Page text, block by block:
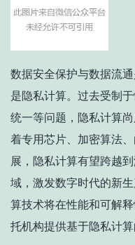
数据安全保护与数据流
是隐私计算。过去受制
统一等问题，隐私计算
着专用芯片、加密算法
展，隐私计算有望跨越
域，激发数字时代的新
算技术将在性能和可解
托机构提供基于隐私计算